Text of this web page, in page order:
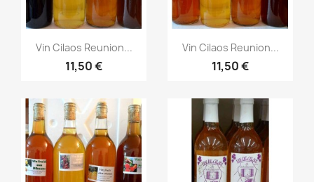
Aperçu rapide
Vin Cilaos Reunion...
11,50 €
Aperçu rapide
Vin Cilaos Reunion...
11,50 €